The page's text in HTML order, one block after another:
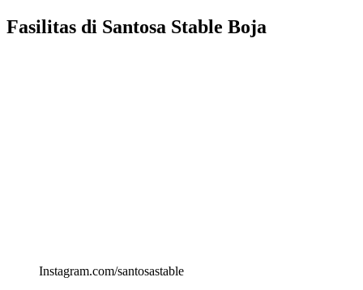
Fasilitas di Santosa Stable Boja
Instagram.com/santosastable